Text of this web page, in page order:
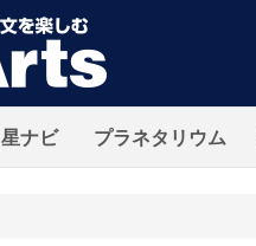
星ナビ プラネタリウム